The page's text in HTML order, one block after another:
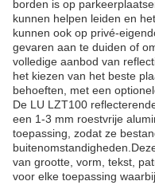
borden is op
kunnen helpen leiden en
kunnen ook op privé-
gevaren aan te duiden of
volledige aanbod van
het kiezen van het beste
behoeften, met een
De LU LZT100
een 1-3 mm roestvrije
toepassing, zodat ze
van grootte, vorm, tekst,
voor elke toepassing